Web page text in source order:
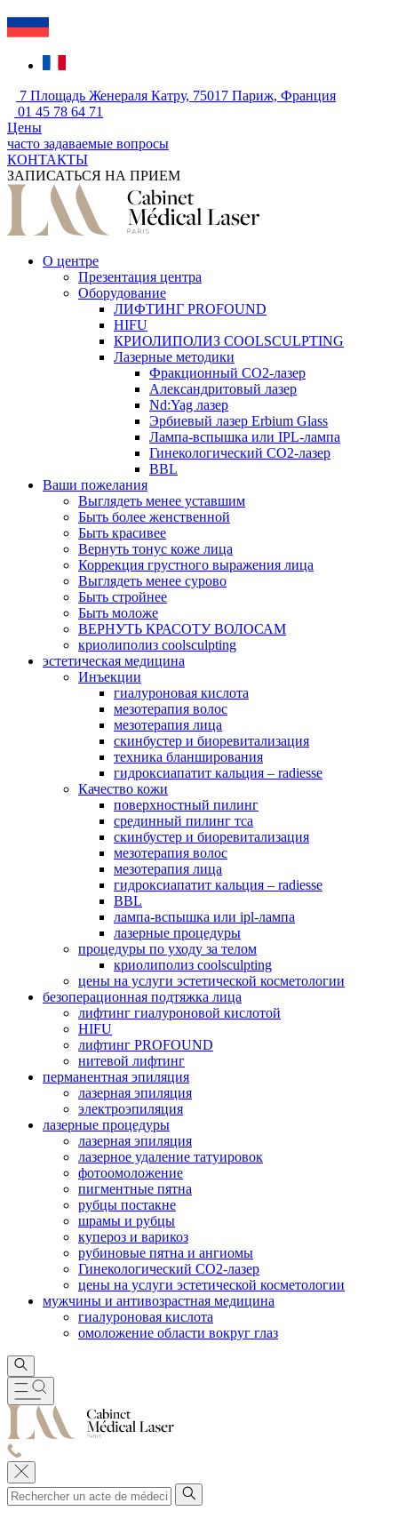
7 Площадь Женераля Катру, 75017 Париж, Франция
01 45 78 64 71
Цены
часто задаваемые вопросы
КОНТАКТЫ
ЗАПИСАТЬСЯ НА ПРИЕМ
О центре
Презентация центра
Оборудование
ЛИФТИНГ PROFOUND
HIFU
КРИОЛИПОЛИЗ COOLSCULPTING
Лазерные методики
Фракционный CO2-лазер
Александритовый лазер
Nd:Yag лазер
Эрбиевый лазер Erbium Glass
Лампа-вспышка или IPL-лампа
Гинекологический CO2-лазер
BBL
Ваши пожелания
Выглядеть менее уставшим
Быть более женственной
Быть красивее
Вернуть тонус коже лица
Коррекция грустного выражения лица
Выглядеть менее сурово
Быть стройнее
Быть моложе
ВЕРНУТЬ КРАСОТУ ВОЛОСАМ
криолиполиз coolsculpting
эстетическая медицина
Инъекции
гиалуроновая кислота
мезотерапия волос
мезотерапия лица
скинбустер и биоревитализация
техника бланширования
гидроксиапатит кальция – radiesse
Качество кожи
поверхностный пилинг
срединный пилинг тса
скинбустер и биоревитализация
мезотерапия волос
мезотерапия лица
гидроксиапатит кальция – radiesse
BBL
лампа-вспышка или ipl-лампа
лазерные процедуры
процедуры по уходу за телом
криолиполиз coolsculpting
цены на услуги эстетической косметологии
безоперационная подтяжка лица
лифтинг гиалуроновой кислотой
HIFU
лифтинг PROFOUND
нитевой лифтинг
перманентная эпиляция
лазерная эпиляция
электроэпиляция
лазерные процедуры
лазерная эпиляция
лазерное удаление татуировок
фотоомоложение
пигментные пятна
рубцы постакне
шрамы и рубцы
купероз и варикоз
рубиновые пятна и ангиомы
Гинекологический CO2-лазер
цены на услуги эстетической косметологии
мужчины и антивозрастная медицина
гиалуроновая кислота
омоложение области вокруг глаз